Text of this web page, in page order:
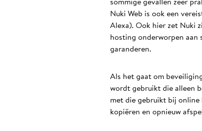
Nuki Web is ook een
Alexa). Ook hier zet Nuki
hosting onderworpen aan
garanderen.
Als het gaat om
wordt gebruikt die alleen
met die gebruikt bij
kopiëren en opnieuw